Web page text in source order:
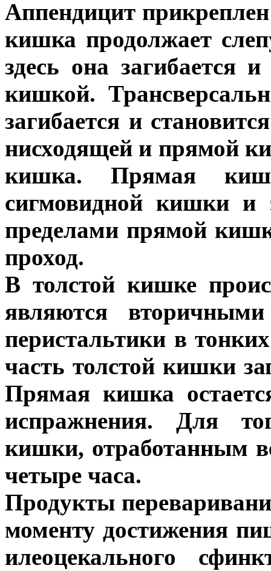
Аппендицит
кишка продолжает
здесь она загибается
кишкой.
загибается и
нисходящей и прямой
кишка. Прямая
сигмовидной кишки и
пределами прямой
проход.
В толстой кишке
являются
перистальтики в
часть толстой кишки
Прямая кишка
испражнения. Для
кишки, отработанным
четыре часа.
Продукты
моменту достижения
илеоцекального